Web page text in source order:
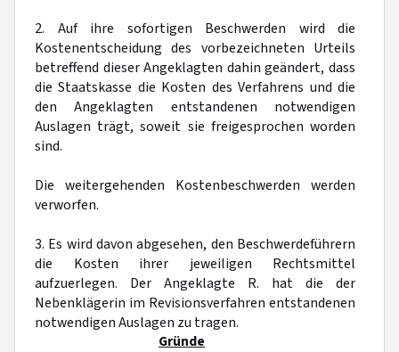
2. Auf ihre sofortigen Beschwerden wird die
Kostenentscheidung des vorbezeichneten Urteils
betreffend dieser Angeklagten dahin geändert, dass
die Staatskasse die Kosten des Verfahrens und die
den Angeklagten entstandenen notwendigen
Auslagen trägt, soweit sie freigesprochen worden
sind.
Die weitergehenden Kostenbeschwerden werden
verworfen.
3. Es wird davon abgesehen, den Beschwerdeführern
die Kosten ihrer jeweiligen Rechtsmittel
aufzuerlegen. Der Angeklagte R. hat die der
Nebenklägerin im Revisionsverfahren entstandenen
notwendigen Auslagen zu tragen.
Gründe